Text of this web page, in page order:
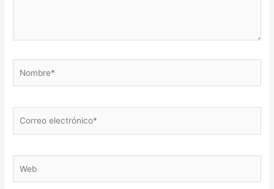
electrónico*